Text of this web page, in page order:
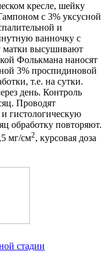
кресле, шейку
с 3% уксусной
и
ванночку с
матки высушивают
Фолькмана наносят
3% проспидиновой
т.е. на сутки.
день. Контроль
Проводят
гистологическую
обработку повторяют.
мг/см2, курсовая доза
стадии